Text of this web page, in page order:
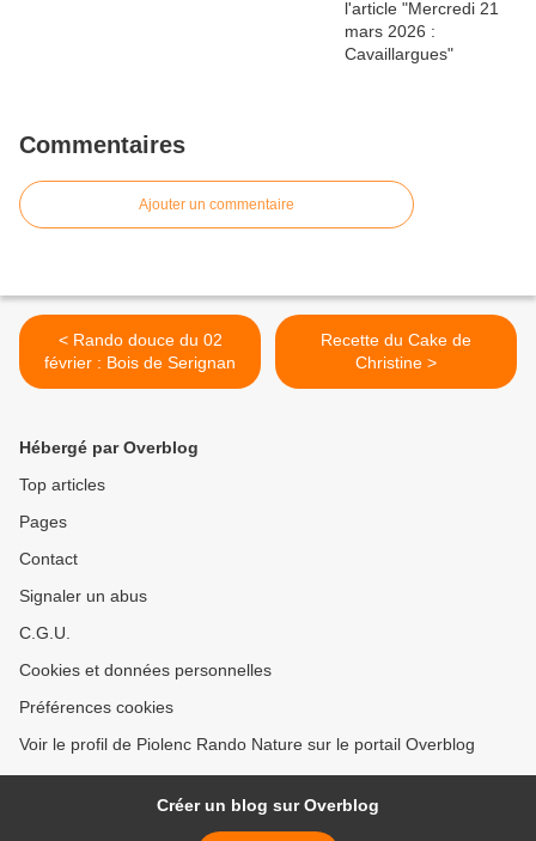
Commentaires
Ajouter un commentaire
< Rando douce du 02
février : Bois de Serignan
Recette du Cake de
Christine >
Hébergé par Overblog
Top articles
Pages
Contact
Signaler un abus
C.G.U.
Cookies et données personnelles
Préférences cookies
Voir le profil de Piolenc Rando Nature sur le portail Overblog
Créer un blog sur Overblog